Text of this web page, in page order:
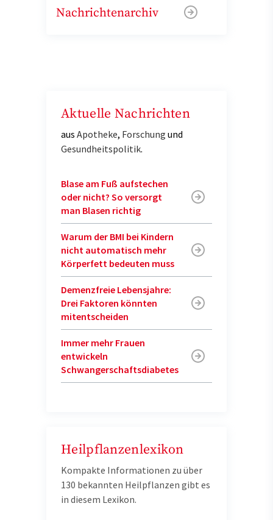
Nachrichtenarchiv
Aktuelle Nachrichten
aus Apotheke, Forschung und
Gesundheitspolitik.
Blase am Fuß aufstechen
oder nicht? So versorgt
man Blasen richtig
Warum der BMI bei Kindern
nicht automatisch mehr
Körperfett bedeuten muss
Demenzfreie Lebensjahre:
Drei Faktoren könnten
mitentscheiden
Immer mehr Frauen
entwickeln
Schwangerschaftsdiabetes
Heilpflanzenlexikon
Kompakte Informationen zu über
130 bekannten Heilpflanzen gibt es
in diesem Lexikon.